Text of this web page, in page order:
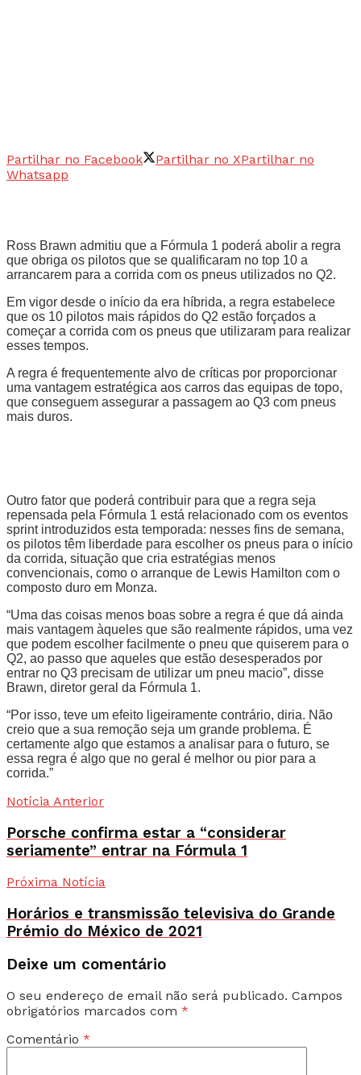
Partilhar no Facebook Partilhar no XPartilhar no
Whatsapp
Ross Brawn admitiu que a Fórmula 1 poderá abolir a regra
que obriga os pilotos que se qualificaram no top 10 a
arrancarem para a corrida com os pneus utilizados no Q2.
Em vigor desde o início da era híbrida, a regra estabelece
que os 10 pilotos mais rápidos do Q2 estão forçados a
começar a corrida com os pneus que utilizaram para realizar
esses tempos.
A regra é frequentemente alvo de críticas por proporcionar
uma vantagem estratégica aos carros das equipas de topo,
que conseguem assegurar a passagem ao Q3 com pneus
mais duros.
Outro fator que poderá contribuir para que a regra seja
repensada pela Fórmula 1 está relacionado com os eventos
sprint introduzidos esta temporada: nesses fins de semana,
os pilotos têm liberdade para escolher os pneus para o início
da corrida, situação que cria estratégias menos
convencionais, como o arranque de Lewis Hamilton com o
composto duro em Monza.
“Uma das coisas menos boas sobre a regra é que dá ainda
mais vantagem àqueles que são realmente rápidos, uma vez
que podem escolher facilmente o pneu que quiserem para o
Q2, ao passo que aqueles que estão desesperados por
entrar no Q3 precisam de utilizar um pneu macio”, disse
Brawn, diretor geral da Fórmula 1.
“Por isso, teve um efeito ligeiramente contrário, diria. Não
creio que a sua remoção seja um grande problema. É
certamente algo que estamos a analisar para o futuro, se
essa regra é algo que no geral é melhor ou pior para a
corrida.”
Notícia Anterior
Porsche confirma estar a “considerar
seriamente” entrar na Fórmula 1
Próxima Notícia
Horários e transmissão televisiva do Grande
Prémio do México de 2021
Deixe um comentário
O seu endereço de email não será publicado. Campos
obrigatórios marcados com *
Comentário *